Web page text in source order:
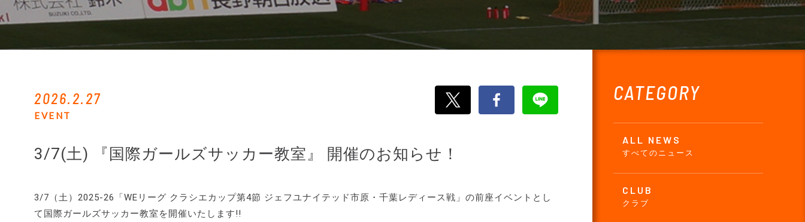
CATEGORY
ALL NEWS
すべてのニュース
CLUB
クラブ
2026.2.27
EVENT
3/7(土) 『国際ガールズサッカー教室』 開催のお知らせ！
3/7（土）2025-26「WEリーグ クラシエカップ第4節 ジェフユナイテッド市原・千葉レディース戦」の前座イベントとし
て国際ガールズサッカー教室を開催いたします!!